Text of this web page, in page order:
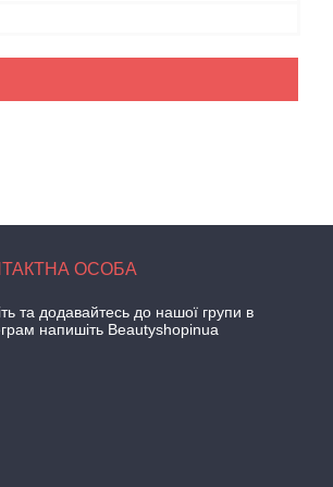
та додавайтесь до нашої групи в
напишіть Beautyshopinua